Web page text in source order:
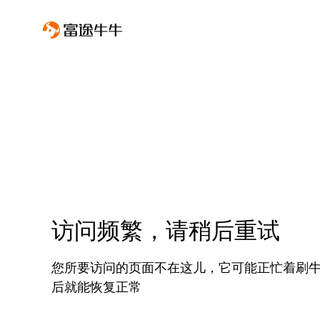
访问频繁，请稍后重试
您所要访问的页面不在这儿，它可能正忙着刷
后就能恢复正常